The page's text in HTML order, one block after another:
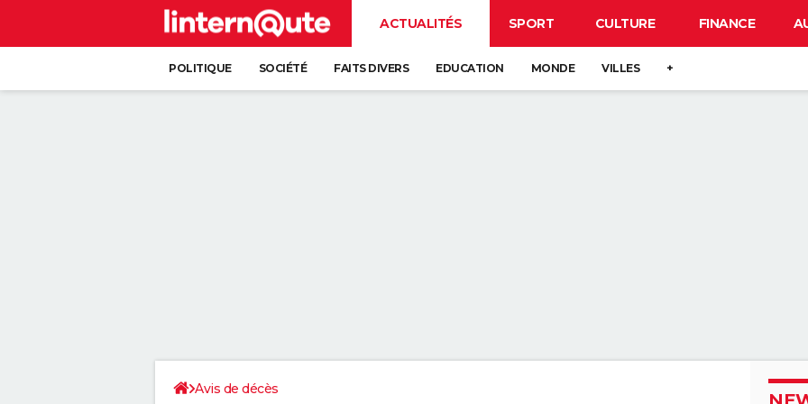
ACTUALITÉS SPORT CULTURE FINANCE
POLITIQUE SOCIÉTÉ FAITS DIVERS EDUCATION MONDE VILLES +
Avis de décès